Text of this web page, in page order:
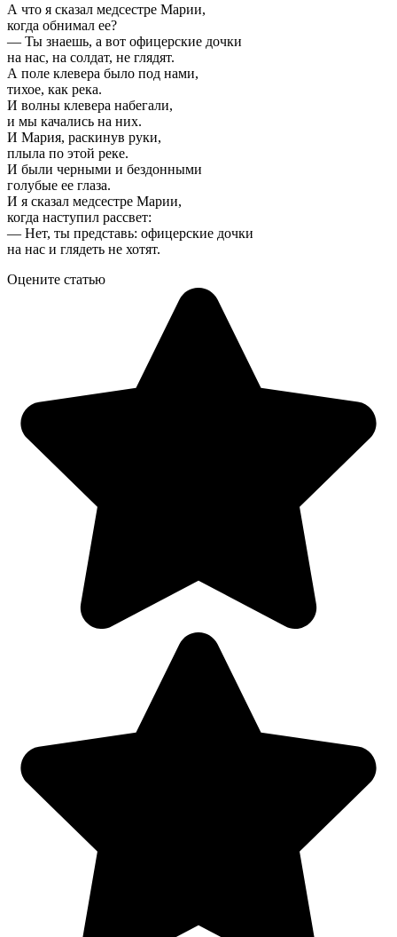
А что я сказал медсестре Марии,
когда обнимал ее?
— Ты знаешь, а вот офицерские дочки
на нас, на солдат, не глядят.
А поле клевера было под нами,
тихое, как река.
И волны клевера набегали,
и мы качались на них.
И Мария, раскинув руки,
плыла по этой реке.
И были черными и бездонными
голубые ее глаза.
И я сказал медсестре Марии,
когда наступил рассвет:
— Нет, ты представь: офицерские дочки
на нас и глядеть не хотят.
Оцените статью